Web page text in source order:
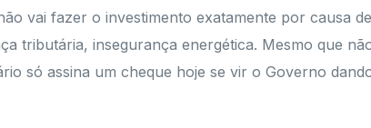
vai fazer o investimento exatamente por causa
tributária, insegurança energética. Mesmo que
só assina um cheque hoje se vir o Governo